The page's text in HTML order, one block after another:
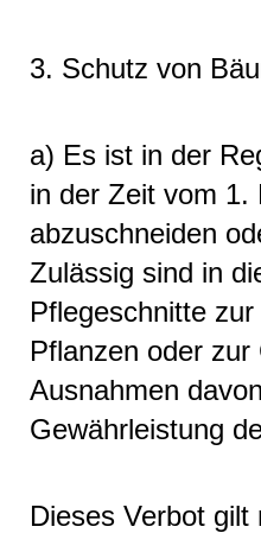
3. Schutz von
a) Es ist in der
in der Zeit vom 1.
abzuschneiden
Zulässig sind in
Pflegeschnitte
Pflanzen oder
Ausnahmen
Gewährleistung
Dieses Verbot gilt